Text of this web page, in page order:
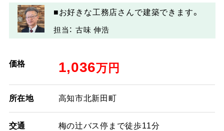
■お好きな工務店さんで建築できます。
担当： 古味 伸浩
価格 1,036万円
所在地 高知市北新田町
交通 梅の辻バス停まで徒歩11分